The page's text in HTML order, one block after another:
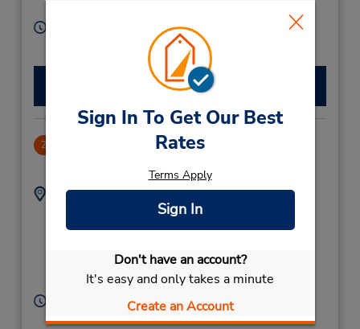
Sign In To Get Our Best
Rates
Terms Apply
Sign In
Don't have an account?
It's easy and only takes a minute
Create an Account
Sun - Sat 8:00 AM - 8:00 PM
Faire une réservation
2
Adresse :
Kamigofukumachi,
Fukuoka City,
812-0036, Japan
Téléphone :
Heures d'exploitation :
Sun - Sat 8:00 AM - 8:00 PM